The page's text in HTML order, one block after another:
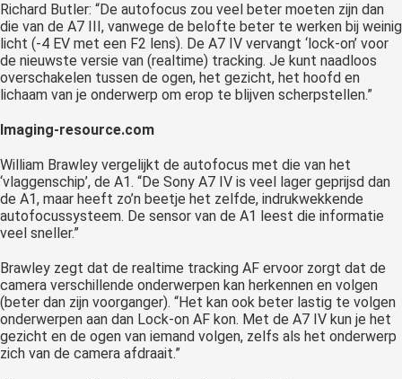
Richard Butler: “De autofocus zou veel beter moeten zijn dan
die van de A7 III, vanwege de belofte beter te werken bij weinig
licht (-4 EV met een F2 lens). De A7 IV vervangt ‘lock-on’ voor
de nieuwste versie van (realtime) tracking. Je kunt naadloos
overschakelen tussen de ogen, het gezicht, het hoofd en
lichaam van je onderwerp om erop te blijven scherpstellen.”
Imaging-resource.com
William Brawley vergelijkt de autofocus met die van het
‘vlaggenschip’, de A1. “De Sony A7 IV is veel lager geprijsd dan
de A1, maar heeft zo’n beetje het zelfde, indrukwekkende
autofocussysteem. De sensor van de A1 leest die informatie
veel sneller.”
Brawley zegt dat de realtime tracking AF ervoor zorgt dat de
camera verschillende onderwerpen kan herkennen en volgen
(beter dan zijn voorganger). “Het kan ook beter lastig te volgen
onderwerpen aan dan Lock-on AF kon. Met de A7 IV kun je het
gezicht en de ogen van iemand volgen, zelfs als het onderwerp
zich van de camera afdraait.”